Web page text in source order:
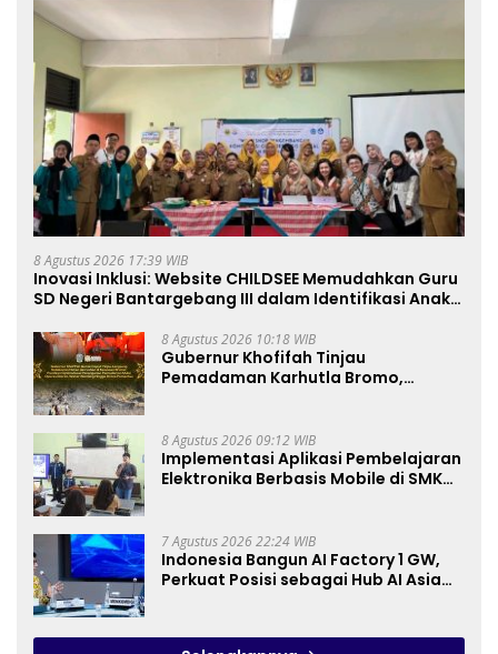
8 Agustus 2026 17:39 WIB
Inovasi Inklusi: Website CHILDSEE Memudahkan Guru
SD Negeri Bantargebang III dalam Identifikasi Anak
8 Agustus 2026 10:18 WIB
Gubernur Khofifah Tinjau
Pemadaman Karhutla Bromo,
8 Agustus 2026 09:12 WIB
Implementasi Aplikasi Pembelajaran
Elektronika Berbasis Mobile di SMK
Pembelajaran
7 Agustus 2026 22:24 WIB
Indonesia Bangun AI Factory 1 GW,
Perkuat Posisi sebagai Hub AI Asia